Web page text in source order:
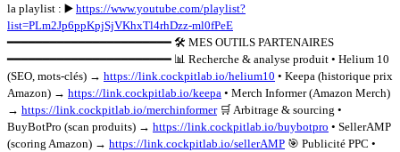
la playlist : ▶️ https://www.youtube.com/playlist?
list=PLm2Jp6ppKpjSjVKhxTl4rhDzz-ml0fPeE
━━━━━━━━━━━━━━━━━━━━━━━ 🛠️ MES OUTILS PARTENAIRES
━━━━━━━━━━━━━━━━━━━━━━━ 📊 Recherche & analyse produit • Helium 10
(SEO, mots-clés) → https://link.cockpitlab.io/helium10 • Keepa (historique prix
Amazon) → https://link.cockpitlab.io/keepa • Merch Informer (Amazon Merch)
→ https://link.cockpitlab.io/merchinformer🛒 Arbitrage & sourcing •
BuyBotPro (scan produits) → https://link.cockpitlab.io/buybotpro • SellerAMP
(scoring Amazon) → https://link.cockpitlab.io/sellerAMP 🎯 Publicité PPC •